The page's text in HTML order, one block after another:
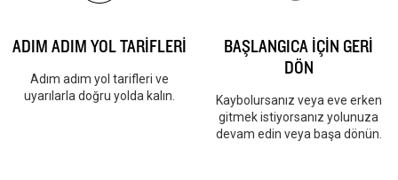
ADIM ADIM YOL TARİFLERİ
Adım adım yol tarifleri ve
uyarılarla doğru yolda kalın.
BAŞLANGICA İÇİN GERİ
DÖN
Kaybolursanız veya eve erken
gitmek istiyorsanız yolunuza
devam edin veya başa dönün.